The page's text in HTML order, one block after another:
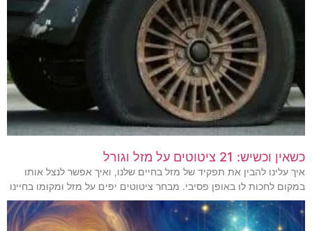
כשאין וכשיש: 21 ציטוטים על מזל וגורל
איך עלינו להבין את תפקיד של מזל בחיים שלנו, ואיך אפשר לנצל אותו
במקום לחכות לו באופן פסיבי. מבחר ציטוטים יפים על מזל ומקומו בחיינו